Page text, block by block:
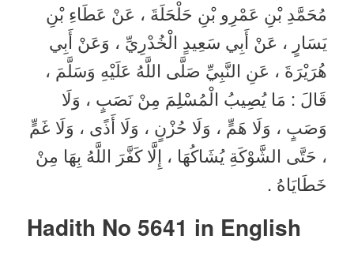
مُحَمَّدِ بْنِ عَمْرِو بْنِ حَلْحَلَةَ ، عَنْ عَطَاءِ بْنِ
يَسَارٍ ، عَنْ أَبِي سَعِيدٍ الْخُدْرِيِّ ، وَعَنْ أَبِي
هُرَيْرَةَ ، عَنِ النَّبِيِّ صَلَّى اللَّهُ عَلَيْهِ وَسَلَّمَ ،
قَالَ : مَا يُصِيبُ الْمُسْلِمَ مِنْ نَصَبٍ ، وَلَا
وَصَبٍ ، وَلَا هَمٍّ ، وَلَا حُزْنٍ ، وَلَا أَذًى ، وَلَا غَمٍّ
، حَتَّى الشَّوْكَةِ يُشَاكُهَا ، إِلَّا كَفَّرَ اللَّهُ بِهَا مِنْ
خَطَايَاهُ .
Hadith No 5641 in English